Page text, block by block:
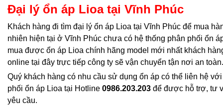
Đại lý ổn áp Lioa tại Vĩnh Phúc
Khách hàng đi tìm đại lý ổn áp Lioa tại Vĩnh Phúc để mua
nhiên hiện tại ở Vĩnh Phúc chưa có hệ thống phân phối ổn
mua được ổn áp Lioa chính hãng model mới nhất khách
online tại đây trực tiếp công ty sẽ vận chuyển tận nơi an toàn.
Quý khách hàng có nhu cầu sử dụng ổn áp có thể liên hệ
phối ổn áp Lioa tại Hotline 0986.203.203 để được hỗ trợ, tư
yêu cầu.